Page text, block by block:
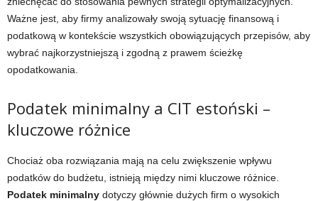
Ważne jest, aby firmy analizowały swoją sytuację finansową i
podatkową w kontekście wszystkich obowiązujących przepisów, aby
wybrać najkorzystniejszą i zgodną z prawem ścieżkę
opodatkowania.
Podatek minimalny a CIT estoński –
kluczowe różnice
Chociaż oba rozwiązania mają na celu zwiększenie wpływu
podatków do budżetu, istnieją między nimi kluczowe różnice.
Podatek minimalny dotyczy głównie dużych firm o wysokich